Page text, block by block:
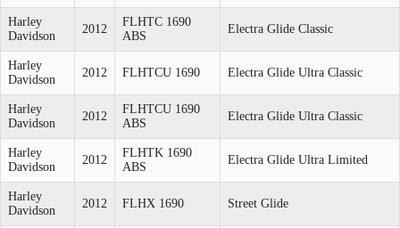
Harley
Davidson
2012
FLHTC 1690
ABS
Electra Glide Classic
Harley
Davidson
2012 FLHTCU 1690 Electra Glide Ultra Classic
Harley
Davidson
2012
FLHTCU 1690
ABS
Electra Glide Ultra Classic
Harley
Davidson
2012
FLHTK 1690
ABS
Electra Glide Ultra Limited
Harley
Davidson
2012 FLHX 1690 Street Glide